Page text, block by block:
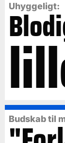
Uhyggeligt:
Budskab til